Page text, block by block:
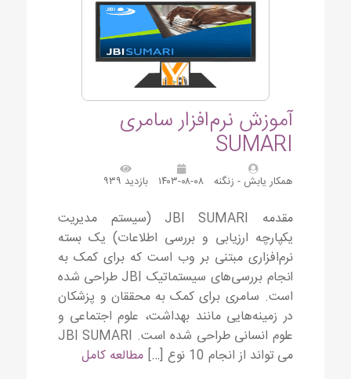
آموزش نرم‌افزار سامری
SUMARI
همکار یابش - زنگنه ۱۴۰۳-۰۸-۰۸ بازدید ۹۳۹
مقدمه JBI SUMARI (سیستم مدیریت
یکپارچه ارزیابی و بررسی اطلاعات) یک بسته
نرم‌افزاری مبتنی بر وب است که برای کمک به
انجام بررسی‌های سیستماتیک JBI طراحی شده
است. سامری برای کمک به محققان و پزشکان
در زمینه‌هایی مانند بهداشت، علوم اجتماعی و
علوم انسانی طراحی شده است. JBI SUMARI
می تواند از انجام 10 نوع […]
مطالعه کامل